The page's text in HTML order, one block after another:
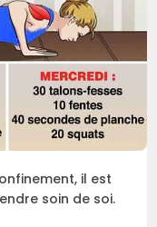
il est
soin de soi.